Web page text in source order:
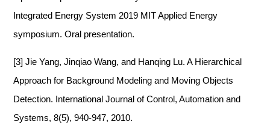
Integrated Energy System 2019 MIT Applied Energy
symposium. Oral presentation.
[3]Jie Yang,Jinqiao Wang, and Hanqing Lu. A Hierarchical
Approach for Background Modeling and Moving Objects
Detection. International Journal of Control, Automation and
Systems, 8(5), 940-947, 2010.